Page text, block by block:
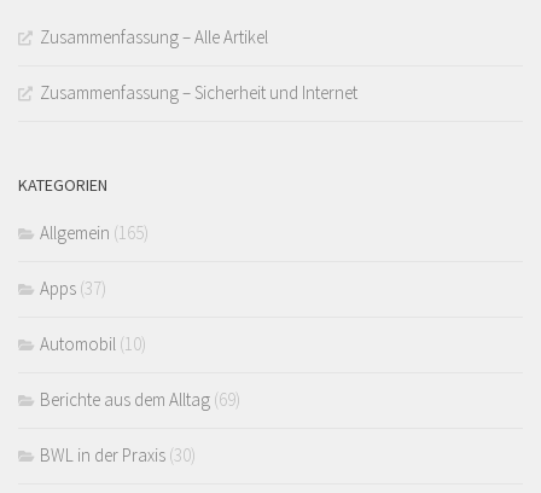
Zusammenfassung – Alle Artikel
Zusammenfassung – Sicherheit und Internet
KATEGORIEN
Allgemein (165)
Apps (37)
Automobil (10)
Berichte aus dem Alltag (69)
BWL in der Praxis (30)